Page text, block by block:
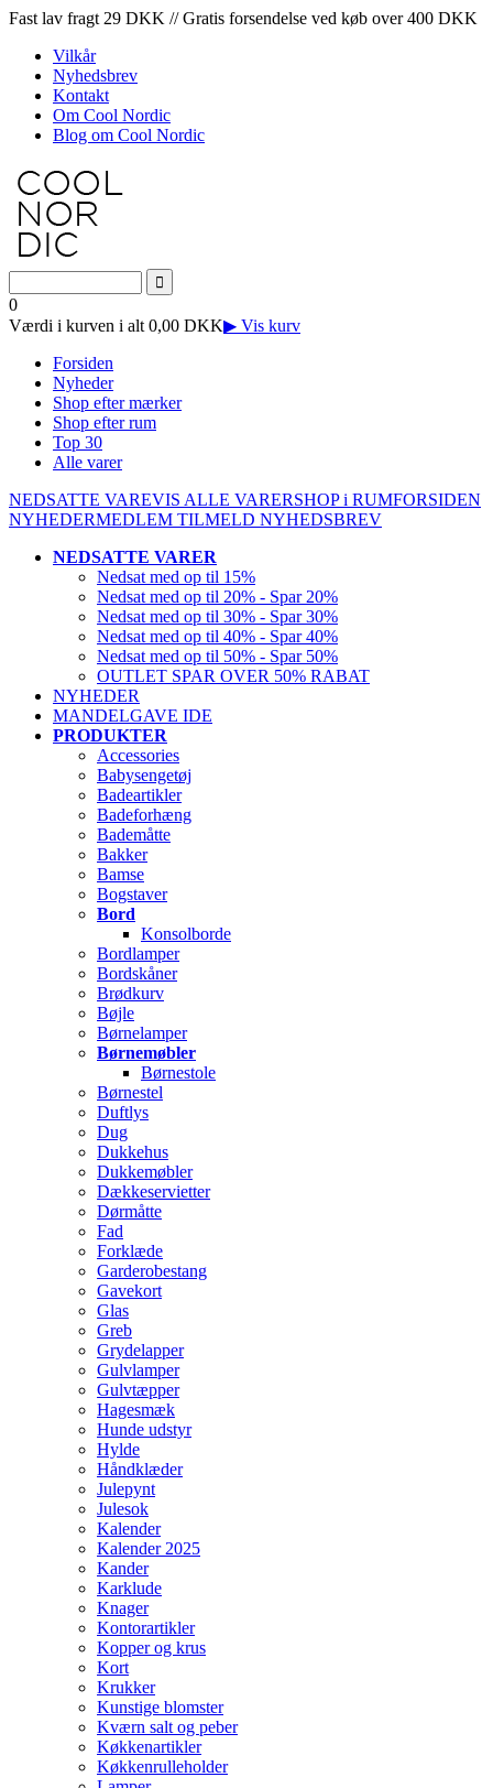
Fast lav fragt 29 DKK // Gratis forsendelse ved køb over 400 DKK
Vilkår
Nyhedsbrev
Kontakt
Om Cool Nordic
Blog om Cool Nordic
0
Værdi i kurven i alt 0,00 DKK▶ Vis kurv
Forsiden
Nyheder
Shop efter mærker
Shop efter rum
Top 30
Alle varer
NEDSATTE VAREVIS ALLE VARERSHOP i RUMFORSIDEN
NYHEDERMEDLEM TILMELD NYHEDSBREV
NEDSATTE VARER
Nedsat med op til 15%
Nedsat med op til 20% - Spar 20%
Nedsat med op til 30% - Spar 30%
Nedsat med op til 40% - Spar 40%
Nedsat med op til 50% - Spar 50%
OUTLET SPAR OVER 50% RABAT
NYHEDER
MANDELGAVE IDE
PRODUKTER
Accessories
Babysengetøj
Badeartikler
Badeforhæng
Bademåtte
Bakker
Bamse
Bogstaver
Bord
Konsolborde
Bordlamper
Bordskåner
Brødkurv
Bøjle
Børnelamper
Børnemøbler
Børnestole
Børnestel
Duftlys
Dug
Dukkehus
Dukkemøbler
Dækkeservietter
Dørmåtte
Fad
Forklæde
Garderobestang
Gavekort
Glas
Greb
Grydelapper
Gulvlamper
Gulvtæpper
Hagesmæk
Hunde udstyr
Hylde
Håndklæder
Julepynt
Julesok
Kalender
Kalender 2025
Kander
Karklude
Knager
Kontorartikler
Kopper og krus
Kort
Krukker
Kunstige blomster
Kværn salt og peber
Køkkenartikler
Køkkenrulleholder